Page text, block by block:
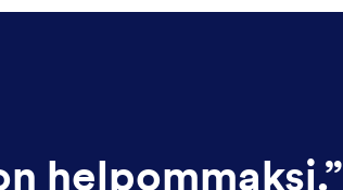
helpommaksi.”